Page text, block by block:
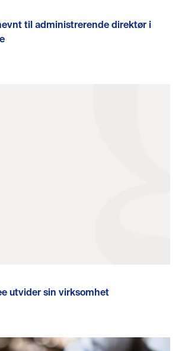
til administrerende direktør i
utvider sin virksomhet